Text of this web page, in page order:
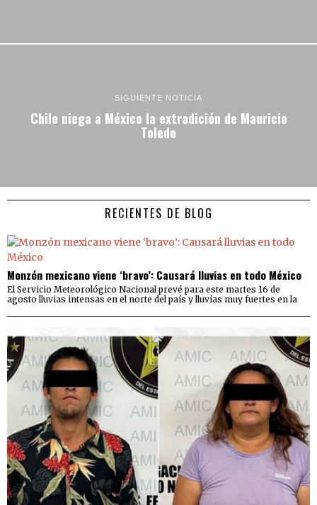
SIGUIENTE NOTICIA
Chile niega a México la extradición de Mauricio
Toledo
RECIENTES DE BLOG
Monzón mexicano viene ‘bravo’: Causará lluvias en todo México
El Servicio Meteorológico Nacional prevé para este martes 16 de
agosto lluvias intensas en el norte del país y lluvias muy fuertes en la